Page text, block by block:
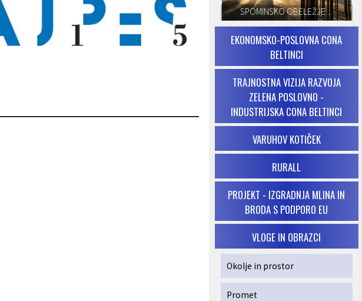
SPOMINSKO OBELEŽJE ...
EKONOMSKO-POSLOVNA CONA
BELTINCI
TRAJNOSTNA VIZIJA RAZVOJA
ZELENA POSLOVNO -
INDUSTRIJSKA CONA BELTINCI
VARUHOV KOTIČEK
RURALL
PROJEKT - IZGRADNJA MLINA IN
BRODA S PODPORO EU
VLOGE IN OBRAZCI
Okolje in prostor
Promet